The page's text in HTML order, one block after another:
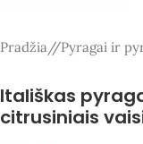
Pradžia/ Pyragai ir
Itališkas
citrusiniais